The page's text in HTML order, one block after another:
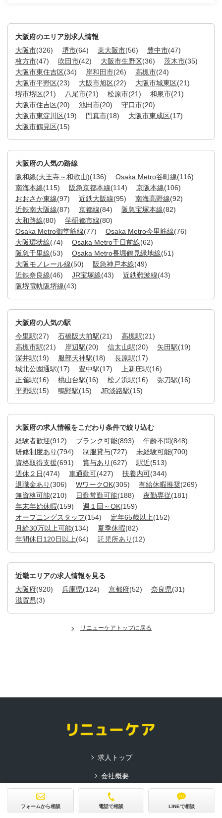
大阪府のエリア別求人情報
大阪市(326) 堺市(64) 東大阪市(56) 豊中市(47)
枚方市(47) 吹田市(42) 大阪市生野区(36) 茨木市(35)
大阪市東住吉区(34) 岸和田市(26) 高槻市(24)
大阪市平野区(23) 大阪市旭区(22) 大阪市城東区(21)
堺市堺区(21) 八尾市(21) 松原市(21) 和泉市(21)
大阪市住吉区(20) 池田市(20) 守口市(20)
大阪市東淀川区(19) 門真市(18) 大阪市東成区(17)
大阪市鶴見区(15)
大阪府の人気の路線
阪和線(天王寺～和歌山)(136) Osaka Metro谷町線(116)
南海本線(115) 阪急京都本線(114) 京阪本線(106)
おおさか東線(97) 近鉄大阪線(95) 南海高野線(92)
近鉄南大阪線(87) 京都線(84) 阪急宝塚本線(82)
大和路線(80) 学研都市線(80)
Osaka Metro御堂筋線(77) Osaka Metro今里筋線(76)
大阪環状線(74) Osaka Metro千日前線(62)
阪急千里線(53) Osaka Metro長堀鶴見緑地線(51)
大阪モノレール線(50) 阪急神戸本線(49)
近鉄奈良線(46) JR宝塚線(43) 近鉄難波線(43)
阪堺電軌阪堺線(43)
大阪府の人気の駅
今里駅(27) 石橋阪大前駅(21) 高槻駅(21)
高槻市駅(21) 岸辺駅(20) 信太山駅(20) 矢田駅(19)
深井駅(19) 服部天神駅(18) 長原駅(17)
城北公園通駅(17) 豊中駅(17) 上新庄駅(16)
正雀駅(16) 桃山台駅(16) 松ノ浜駅(16) 弥刀駅(16)
平野駅(15) 鴫野駅(15) JR淡路駅(15)
大阪府の求人情報をこだわり条件で絞り込む
経験者歓迎(912) ブランク可能(893) 年齢不問(848)
研修制度あり (794) 制服貸与(727) 未経験可能(700)
資格取得支援(691) 賞与あり (627) 駅近(513)
週休２日(474) 車通勤可(427) 扶養内可(344)
退職金あり (306) WワークOK(305) 有給休暇推奨(269)
無資格可能(210) 日勤常勤可能(188) 夜勤専従(181)
年末年始休暇(159) 週１回～OK(159)
オープニングスタッフ(154) 定年65歳以上(152)
月給30万以上可能(134) 夏季休暇(82)
年間休日120日以上(64) 託児所あり (12)
近畿エリアの求人情報を見る
大阪府(920) 兵庫県(124) 京都府(52) 奈良県(31)
滋賀県(3)
リニューケアトップに戻る
フォームから相談 電話で相談 LINEで相談
求人トップ
会社概要
サービス紹介
プライバシーポリシー